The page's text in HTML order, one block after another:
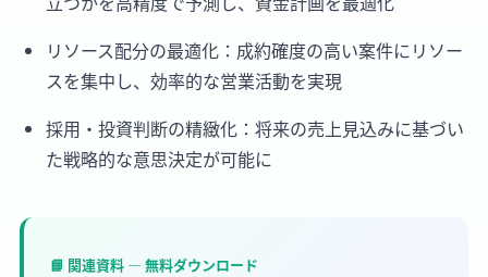
リソース配分の最適化：成約確度の高い案件にリソー
スを集中し、効率的な営業活動を実現
採用・投資判断の精緻化：将来の売上見込みに基づい
た戦略的な意思決定が可能に
📘 関連資料 — 無料ダウンロード